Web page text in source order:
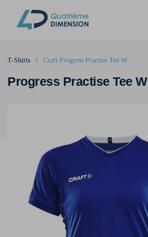
Progress Practise Tee W
T-Shirts Craft Progress Practise Tee W